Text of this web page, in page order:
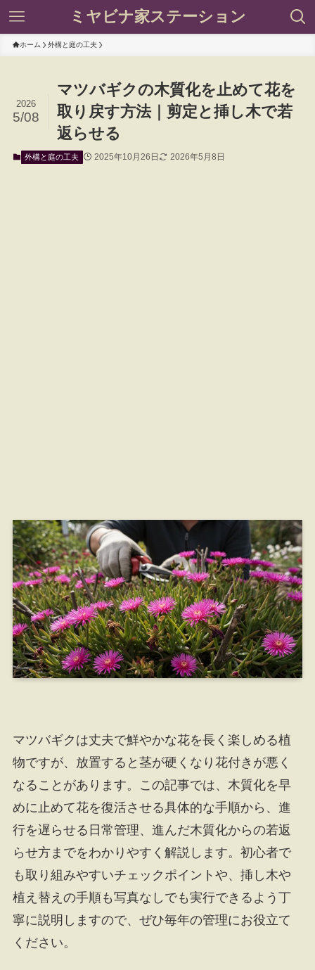
ミヤビナ家ステーション
ホーム 外構と庭の工夫
マツバギクの木質化を止めて花を
取り戻す方法｜剪定と挿し木で若
返らせる
2026
5/08
外構と庭の工夫 2025年10月26日 2026年5月8日
マツバギクは丈夫で鮮やかな花を長く楽しめる植
物ですが、放置すると茎が硬くなり花付きが悪く
なることがあります。この記事では、木質化を早
めに止めて花を復活させる具体的な手順から、進
行を遅らせる日常管理、進んだ木質化からの若返
らせ方までをわかりやすく解説します。初心者で
も取り組みやすいチェックポイントや、挿し木や
植え替えの手順も写真なしでも実行できるよう丁
寧に説明しますので、ぜひ毎年の管理にお役立て
ください。